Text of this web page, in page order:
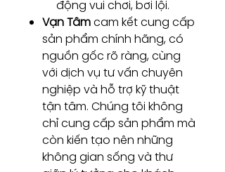
động vui chơi, bơi lội.
Vạn Tâmcam kết cung cấp
sản phẩm chính hãng, có
nguồn gốc rõ ràng, cùng
với dịch vụ tư vấn chuyên
nghiệp và hỗ trợ kỹ thuật
tận tâm. Chúng tôi không
chỉ cung cấp sản phẩm mà
còn kiến tạo nên những
không gian sống và thư